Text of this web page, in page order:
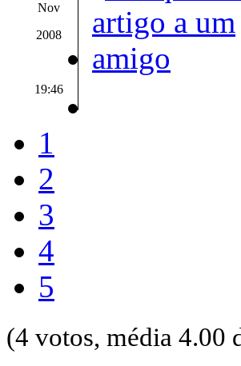
Nov
2008
19:46
1
2
3
4
5
(4 votos, média 4.00